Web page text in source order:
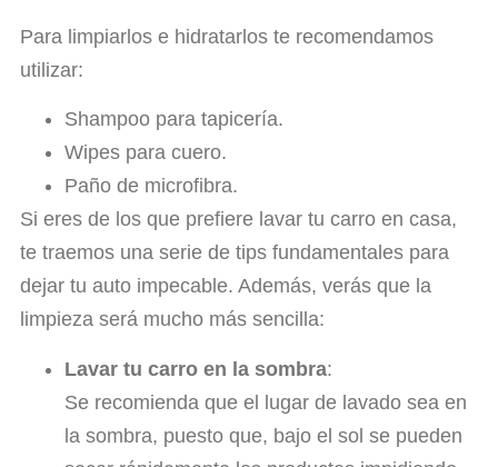
Para limpiarlos e hidratarlos te recomendamos
utilizar:
Shampoo para tapicería.
Wipes para cuero.
Paño de microfibra.
Si eres de los que prefiere lavar tu carro en casa,
te traemos una serie de tips fundamentales para
dejar tu auto impecable. Además, verás que la
limpieza será mucho más sencilla:
Lavar tu carro en la sombra:
Se recomienda que el lugar de lavado sea en
la sombra, puesto que, bajo el sol se pueden